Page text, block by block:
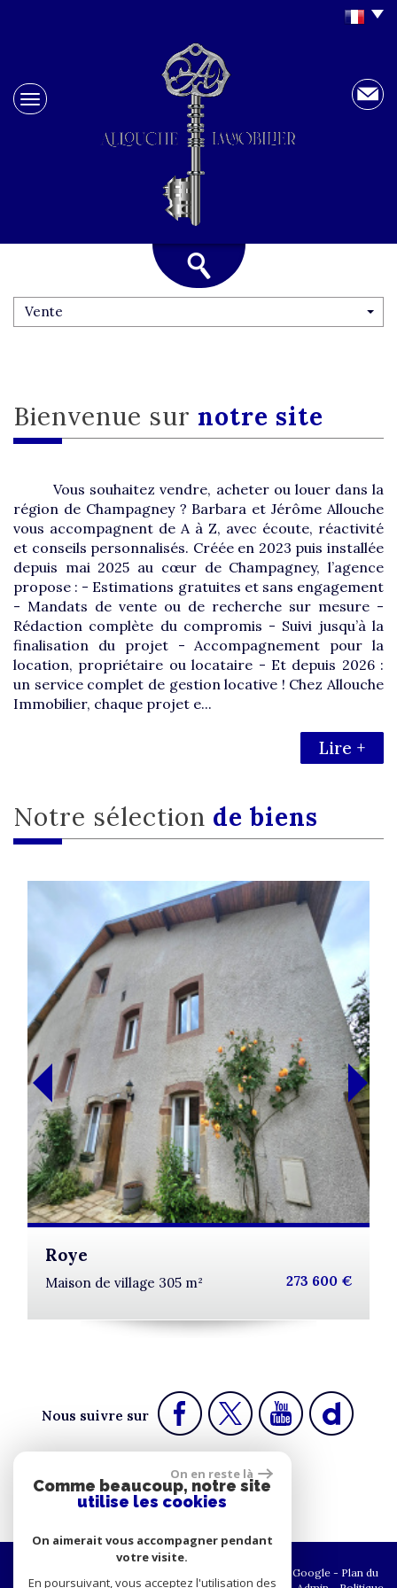
Vente
Bienvenue sur notre site
Vous souhaitez vendre, acheter ou louer dans la
région de Champagney ? Barbara et Jérôme Allouche
vous accompagnent de A à Z, avec écoute, réactivité
et conseils personnalisés. Créée en 2023 puis installée
depuis mai 2025 au cœur de Champagney, l’agence
propose : - Estimations gratuites et sans engagement
- Mandats de vente ou de recherche sur mesure -
Rédaction complète du compromis - Suivi jusqu’à la
finalisation du projet - Accompagnement pour la
location, propriétaire ou locataire - Et depuis 2026 :
un service complet de gestion locative ! Chez Allouche
Immobilier, chaque projet e...
Lire +
Notre sélection de biens
Roye
Maison de village 305 m² 273 600 €
Nous suivre sur
Espace propriétaire
© 2026 | Tous droits réservés | Traduction powered by Google - Plan du
On en reste là
Comme beaucoup, notre site
utilise les cookies
On aimerait vous accompagner pendant
votre visite.
En poursuivant, vous acceptez l'utilisation des